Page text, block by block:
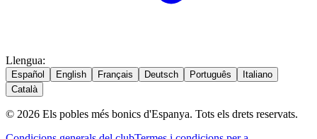
Llengua:
Español English Français Deutsch Português
Italiano
Català
© 2026 Els pobles més bonics d'Espanya. Tots els drets reservats.